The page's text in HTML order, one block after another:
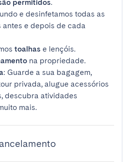
permitidos.
e desinfetamos todas as
e depois de cada
toalhas e lençóis.
na propriedade.
: Guarde a sua bagagem,
privada, alugue acessórios
descubra atividades
mais.